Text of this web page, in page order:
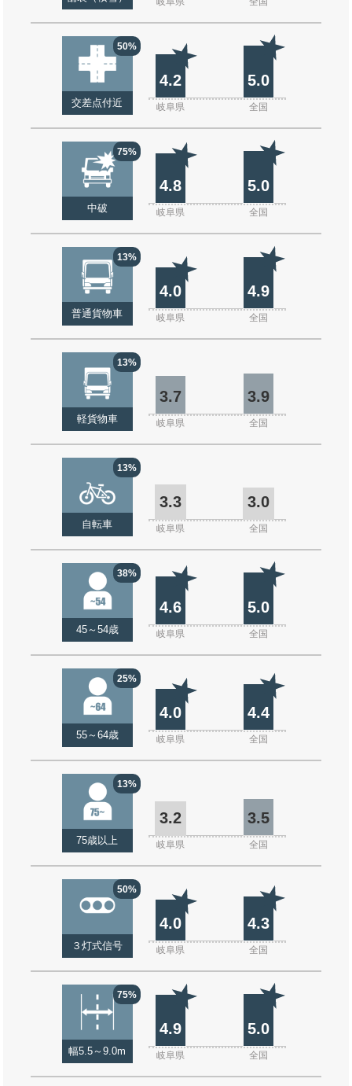
50%
交差点付近
4.2 5.0
岐阜県 全国
75%
中破
4.8 5.0
岐阜県 全国
13%
普通貨物車
4.0 4.9
岐阜県 全国
13%
軽貨物車
3.7 3.9
岐阜県 全国
13%
自転車
3.3 3.0
岐阜県 全国
38%
45～54歳
4.6 5.0
岐阜県 全国
25%
55～64歳
4.0 4.4
岐阜県 全国
13%
75歳以上
3.2 3.5
岐阜県 全国
50%
３灯式信号
4.0 4.3
岐阜県 全国
75%
幅5.5～9.0m
4.9 5.0
岐阜県 全国